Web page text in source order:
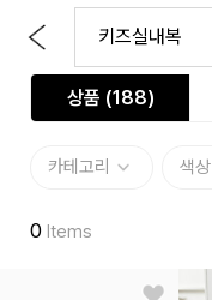
상품 (188)
카테고리 색상
0 Items